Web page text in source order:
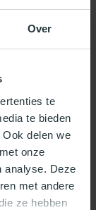
Over
te
te bieden
delen we
onze
analyse. Deze
met andere
ze hebben